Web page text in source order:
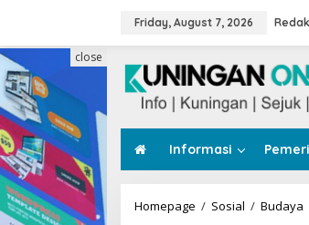
Friday, August 7, 2026
Informasi
close
Homepage / Sosial / Budaya